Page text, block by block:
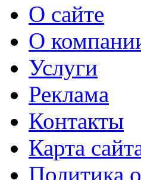
О сайте
О
Услуги
Реклама
Контакты
Карта
Политика